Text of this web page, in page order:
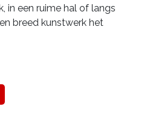
in een ruime hal of langs
breed kunstwerk het